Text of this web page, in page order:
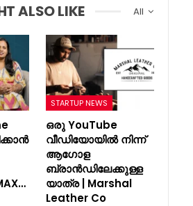
All
ALSO LIKE
STARTUP NEWS
ഒരു YouTube
വീഡിയോയിൽ നിന്ന്
ആഗോള
ബ്രാൻഡിലേക്കുള്ള
യാത്ര | Marshal
Leather Co